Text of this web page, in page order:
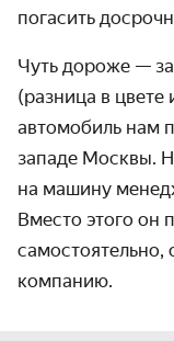
погасить
Чуть дороже — за
(разница в
автомобиль нам
западе Москвы.
на машину
Вместо этого он
самостоятельно,
компанию.